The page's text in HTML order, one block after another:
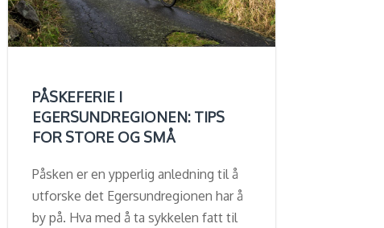
PÅSKEFERIE I
EGERSUNDREGIONEN: TIPS
FOR STORE OG SMÅ
Påsken er en ypperlig anledning til å
utforske det Egersundregionen har å
by på. Hva med å ta sykkelen fatt til